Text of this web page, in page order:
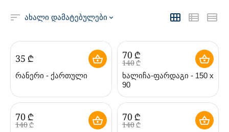
ახალი დამატებულები
‍35‍ ₾
რანერი - ქართული
‍70‍₾
‍140‍₾
ხალიჩა-ფარდაგი - 150 x
90
‍70‍ ₾
‍140‍₾
‍70‍ ₾
‍140‍₾